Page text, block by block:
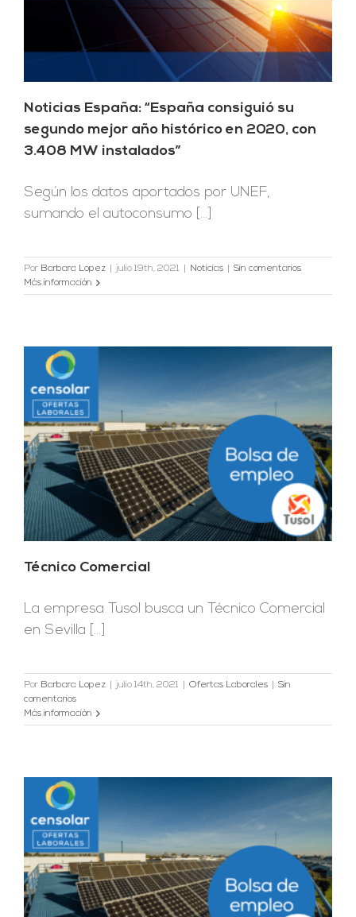
Noticias España: “España consiguió su
segundo mejor año histórico en 2020, con
3.408 MW instalados”
Según los datos aportados por UNEF,
sumando el autoconsumo [...]
Por Barbara Lopez julio 19th, 2021 Noticias
Sin comentarios
Más información
Técnico Comercial
La empresa Tusol busca un Técnico Comercial
en Sevilla [...]
Por Barbara Lopez julio 14th, 2021 Ofertas Laborales
Sin
comentarios
Más información